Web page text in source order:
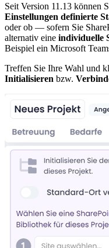
Seit Version 11.13 können
Einstellungen definierte
oder ob — sofern Sie
alternativ eine individuelle
Beispiel ein Microsoft
Treffen Sie Ihre Wahl und
Initialisieren bzw.